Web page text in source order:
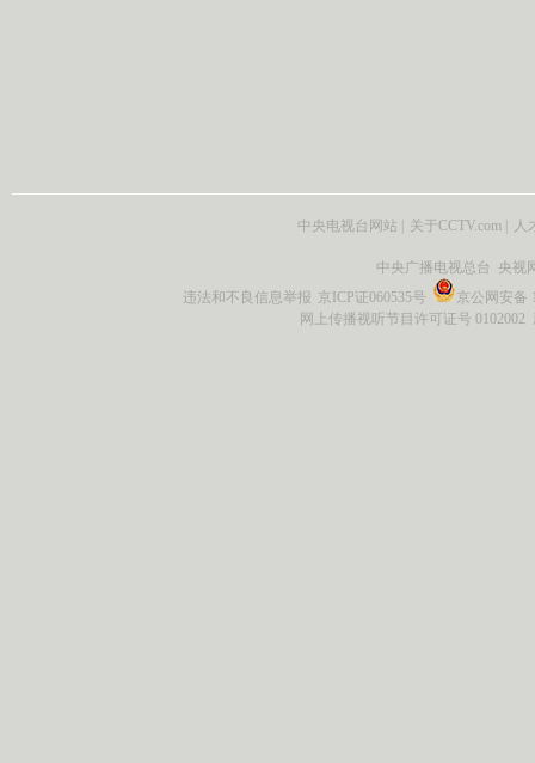
中央电视台网站 关于CCTV.com 人
中央广播电视总台 央视
违法和不良信息举报 京ICP证060535号
京公网安备
网上传播视听节目许可证号 0102002